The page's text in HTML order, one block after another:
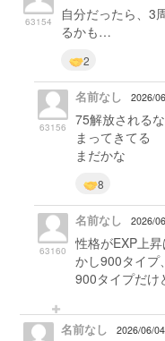
63154
自分だったら、3
るかも…
2
63156
名前なし 2026/
75解放される
まってきてる
まだかな
8
63160
名前なし 2026/
性格がEXP上
かし900タイプ
900タイプだけ
名前なし 2026/06/